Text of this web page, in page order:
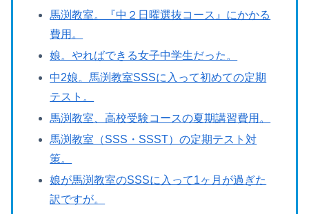
馬渕教室。『中２日曜選抜コース』にかかる
費用。
娘。やればできる女子中学生だった。
中2娘。馬渕教室SSSに入って初めての定期
テスト。
馬渕教室、高校受験コースの夏期講習費用。
馬渕教室（SSS・SSST）の定期テスト対
策。
娘が馬渕教室のSSSに入って1ヶ月が過ぎた
訳ですが。